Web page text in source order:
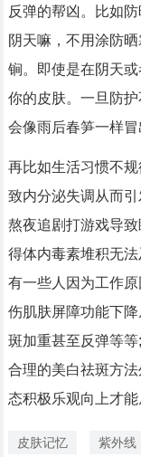
反弹的帮凶。比如
阴天嘛，不用涂防
锏。即使是在阴天
你的皮肤。一旦防
会像雨后春笋一样冒
再比如生活习惯不
致内分泌失调从而
熬夜追剧打游戏导
得体内毒素堆积无
有一些人因为工作
伤肌肤屏障功能下
斑加重甚至反弹等
合理的美白祛斑方
态积极乐观向上才
皮肤记忆 紫外线